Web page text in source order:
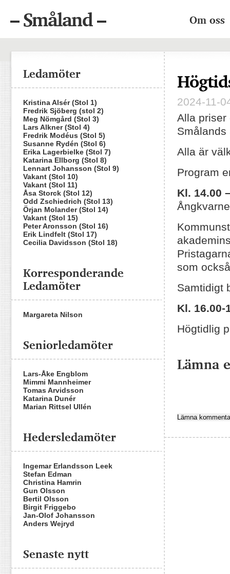
– Småland – Om oss
2024-11-
Alla
Alla är
Program
Kl. 14.00
som
Samtidigt
Kl. 16.00-
Högtidlig
Lämna
Ledamöter
Kristina Alsér (Stol 1)
Fredrik Sjöberg (stol 2)
Meg Nömgård (Stol 3)
Lars Alkner (Stol 4)
Fredrik Modéus (Stol 5)
Susanne Rydén (Stol 6)
Erika Lagerbielke (Stol 7)
Katarina Ellborg (Stol 8)
Lennart Johansson (Stol 9)
Vakant (Stol 10)
Vakant (Stol 11)
Åsa Storck (Stol 12)
Odd Zschiedrich (Stol 13)
Örjan Molander (Stol 14)
Vakant (Stol 15)
Peter Aronsson (Stol 16)
Erik Lindfelt (Stol 17)
Cecilia Davidsson (Stol 18)
Korresponderande
Ledamöter
Margareta Nilson
Seniorledamöter
Lars-Åke Engblom
Mimmi Mannheimer
Tomas Arvidsson
Katarina Dunér
Marian Rittsel Ullén
Hedersledamöter
Ingemar Erlandsson Leek
Stefan Edman
Christina Hamrin
Gun Olsson
Bertil Olsson
Birgit Friggebo
Jan-Olof Johansson
Anders Wejryd
Senaste nytt